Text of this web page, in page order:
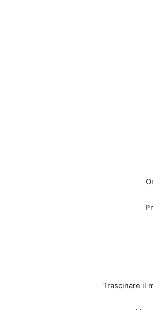
Trascinare il